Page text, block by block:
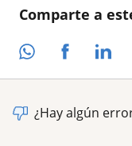
Comparte a
¿Hay algún